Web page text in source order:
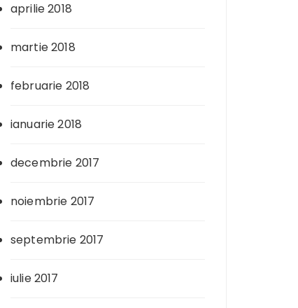
aprilie 2018
martie 2018
februarie 2018
ianuarie 2018
decembrie 2017
noiembrie 2017
septembrie 2017
iulie 2017